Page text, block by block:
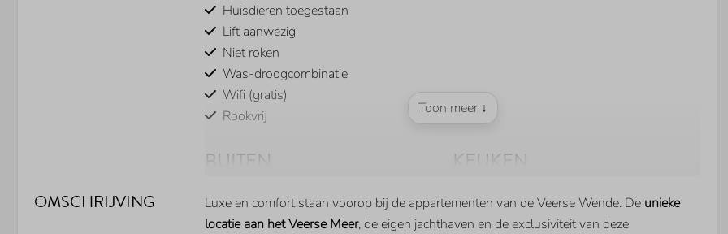
Huisdieren toegestaan
Lift aanwezig
Niet roken
Was-droogcombinatie
Wifi (gratis)
Rookvrij
BUITEN KEUKEN
Toon meer ↓
OMSCHRIJVING Luxe en comfort staan voorop bij de appartementen van de Veerse Wende. De unieke
locatie aan het Veerse Meer, de eigen jachthaven en de exclusiviteit van deze